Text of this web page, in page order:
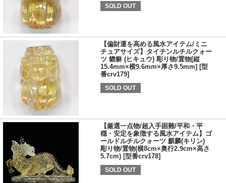
SOLD OUT
【偏財運を高める風水アイテム/ミニ
チュアサイズ】タイチンルチルクォー
ツ 貔貅 (ヒキュウ) 彫り物/置物[縦
15.4mm×横9.6mm×厚さ9.5mm] [型
番crv179]
SOLD OUT
【厳選一点物/超入手困難/平和・平
穏・安定を象徴する風水アイテム】ゴ
ールドルチルクォーツ 麒麟(キリン)
彫り物/置物(横8cm×奥行2.9cm×高さ
5.7cm) [型番crv178]
SOLD OUT